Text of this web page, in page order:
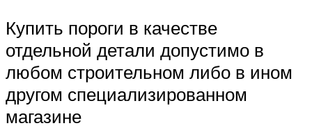
Купить пороги в качестве
отдельной детали допустимо в
любом строительном либо в ином
другом специализированном
магазине